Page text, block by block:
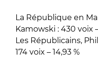
La République en
Kamowski : 430 voix
Les Républicains,
174 voix – 14,93 %